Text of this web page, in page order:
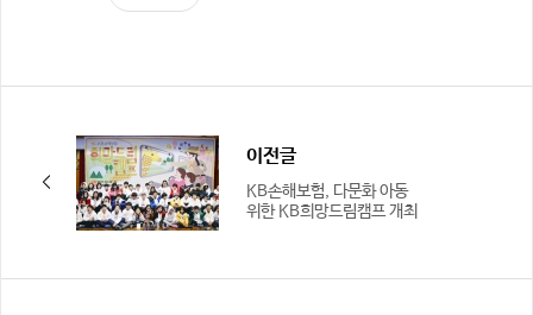
이전글
KB손해보험, 다문화 아동
위한 KB희망드림캠프 개최